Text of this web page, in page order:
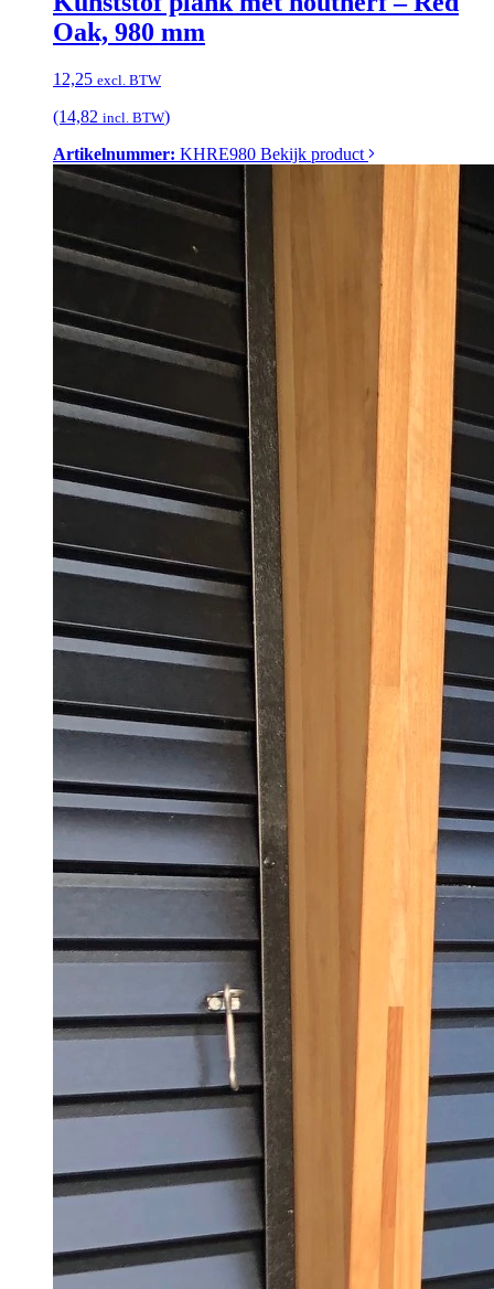
Oak, 980 mm
12,25 excl. BTW
(14,82 incl. BTW)
Artikelnummer: KHRE980 Bekijk product